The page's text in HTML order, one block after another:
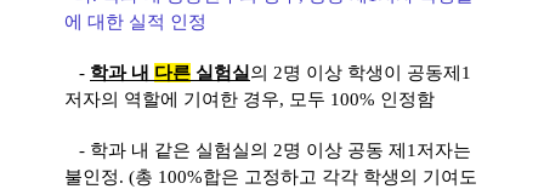
에 대한 실적 인정
- 학과 내 다른 실험실의 2명 이상 학생이 공동제1
저자의 역할에 기여한 경우, 모두 100% 인정함
- 학과 내 같은 실험실의 2명 이상 공동 제1저자는
불인정. (총 100%합은 고정하고 각각 학생의 기여도